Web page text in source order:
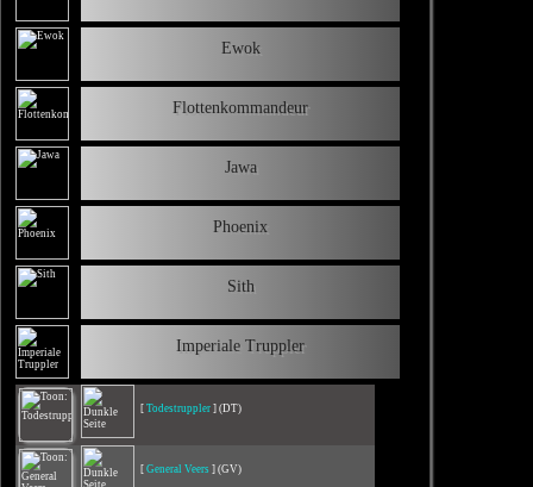
Ewok
Flottenkommandeur
Jawa
Phoenix
Sith
Imperiale Truppler
[ Todestruppler ] (DT)
[ General Veers ] (GV)